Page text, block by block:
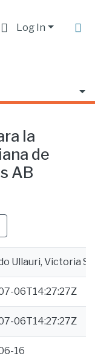
Log In
la
de
AB
Ullauri, Victoria
06T14:27:27Z
06T14:27:27Z
16